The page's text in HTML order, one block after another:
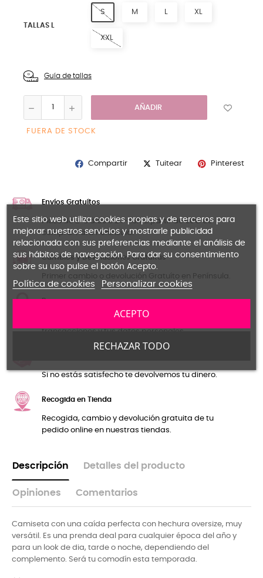
TALLAS L
S M XL
XXL
Guía de tallas
AÑADIR
FUERA DE STOCK
Compartir Tuitear Pinterest
Envíos Gratuítos
Plazo de 2-5 días o 24-48h a partir de 60€ de
compra. Para Península.
Cambios y Devoluciones Gratuitas
Primer cambio o devolución Gratuíto en Península.
Pago seguro
Certificado SSL para la seguridad de las
transacciones y tus datos personales.
Si no estás satisfecho te devolvemos tu dinero.
Recogida en Tienda
Recogida, cambio y devolución gratuita de tu
pedido online en nuestras tiendas.
Descripción Detalles del producto
Opiniones Comentarios
Camiseta con una caída perfecta con hechura oversize, muy
versátil. Es una prenda deal para cualquier época del año y
para un look de dia, tarde o noche, dependiendo del
complemento. Será tu comodín esta temporada.
Este sitio web utiliza cookies propias y de terceros para
mejorar nuestros servicios y mostrarle publicidad
relacionada con sus preferencias mediante el análisis de
sus hábitos de navegación. Para dar su consentimiento
sobre su uso pulse el botón Acepto.
Política de cookies Personalizar cookies
RECHAZAR TODO
ACEPTO